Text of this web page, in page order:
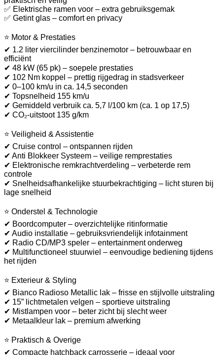
✅ Elektrische ramen voor – extra gebruiksgemak
✅ Getint glas – comfort en privacy
⭐ Motor & Prestaties
✔ 1.2 liter viercilinder benzinemotor – betrouwbaar en
efficiënt
✔ 48 kW (65 pk) – soepele prestaties
✔ 102 Nm koppel – prettig rijgedrag in stadsverkeer
✔ 0–100 km/u in ca. 14,5 seconden
✔ Topsnelheid 155 km/u
✔ Gemiddeld verbruik ca. 5,7 l/100 km (ca. 1 op 17,5)
✔ CO₂-uitstoot 135 g/km
⭐ Veiligheid & Assistentie
✔ Cruise control – ontspannen rijden
✔ Anti Blokkeer Systeem – veilige remprestaties
✔ Elektronische remkrachtverdeling – verbeterde rem
controle
✔ Snelheidsafhankelijke stuurbekrachtiging – licht sturen bij
lage snelheid
⭐ Onderstel & Technologie
✔ Boordcomputer – overzichtelijke ritinformatie
✔ Audio installatie – gebruiksvriendelijk infotainment
✔ Radio CD/MP3 speler – entertainment onderweg
✔ Multifunctioneel stuurwiel – eenvoudige bediening tijdens
het rijden
⭐ Exterieur & Styling
✔ Bianco Radioso Metallic lak – frisse en stijlvolle uitstraling
✔ 15” lichtmetalen velgen – sportieve uitstraling
✔ Mistlampen voor – beter zicht bij slecht weer
✔ Metaalkleur lak – premium afwerking
⭐ Praktisch & Overige
✔ Compacte hatchback carrosserie – ideaal voor